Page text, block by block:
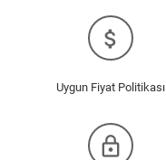
attach_money
Uygun Fiyat Politikası
lock_outline